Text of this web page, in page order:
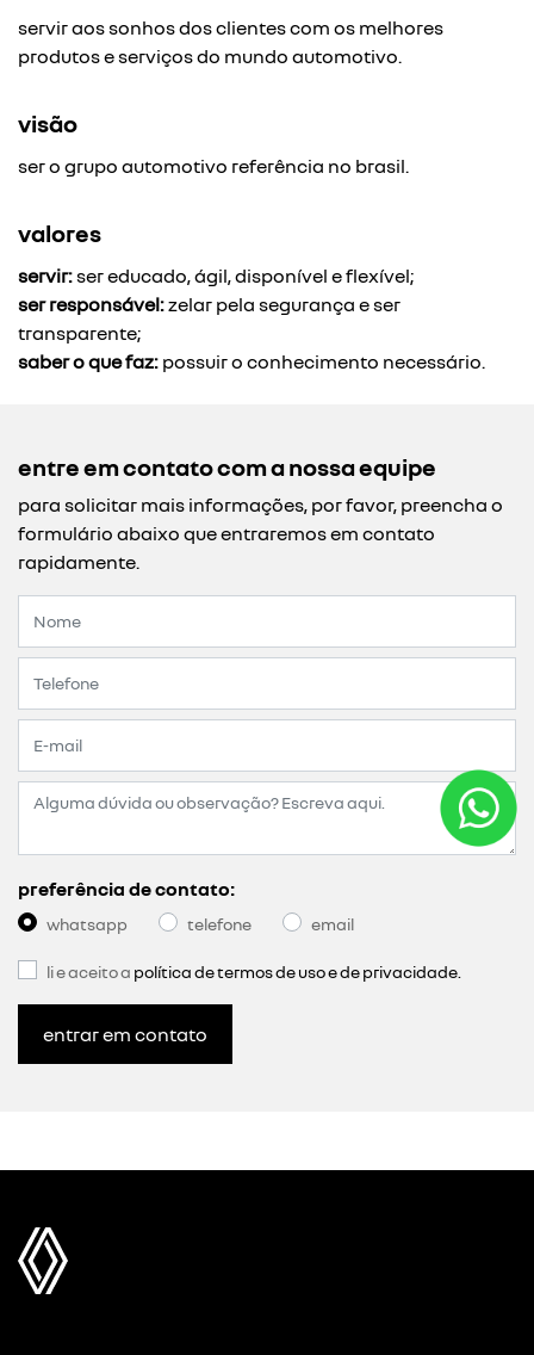
servir aos sonhos dos clientes com os melhores
produtos e serviços do mundo automotivo.
visão
ser o grupo automotivo referência no brasil.
valores
servir:ser educado, ágil, disponível e flexível;
ser responsável:zelar pela segurança e ser
transparente;
saber o que faz: possuir o conhecimento necessário.
entre em contato com a nossa equipe
para solicitar mais informações, por favor, preencha o
formulário abaixo que entraremos em contato
rapidamente.
preferência de contato:
whatsapp telefone email
li e aceito a política de termos de uso e de privacidade.
entrar em contato